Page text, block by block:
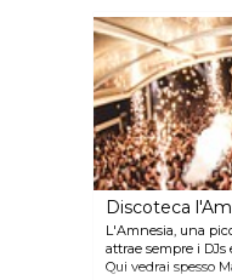
tetto del bar
anche per serate
Bora Beach è un
sorseggiare una
servizzi: - Bar,
Discoteca
L'Amnesia, una
attrae sempre i
Qui vedrai spesso